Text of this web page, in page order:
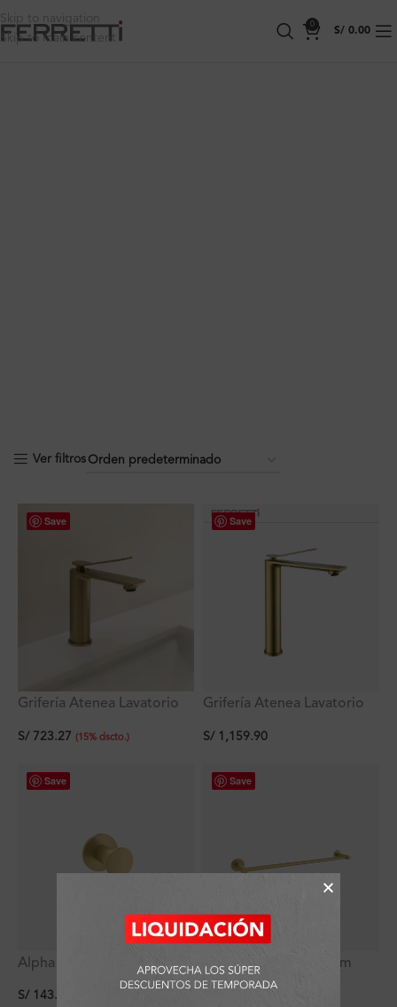
Skip to navigation
Skip to main content
0
S/ 0.00
Ver filtros
Save
Grifería Atenea Lavatorio
Mueble Ferretti
S/723.27 (15% dscto.)
Save
Grifería Atenea Lavatorio
Mueble Ferretti
S/1,159.90
Save
Alpha Perchero Dorado
S/ 143.91
Save
Alpha Toallero 600 Mm
Dorado Mate Ferretti